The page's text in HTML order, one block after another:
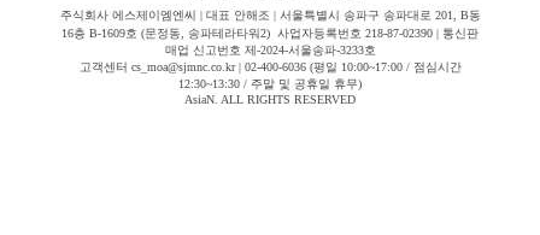
주식회사 에스제이엠엔씨 | 대표 안해조 | 서울특별시 송파구 송파대로 201, B동
16층 B-1609호 (문정동, 송파테라타워2) 사업자등록번호 218-87-02390 | 통신판
매업 신고번호 제-2024-서울송파-3233호
고객센터 cs_moa@sjmnc.co.kr | 02-400-6036 (평일 10:00~17:00 / 점심시간
12:30~13:30 / 주말 및 공휴일 휴무)
AsiaN. ALL RIGHTS RESERVED